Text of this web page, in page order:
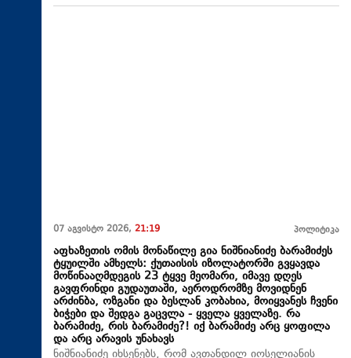
07 აგვისტო 2026, 21:19 პოლიტიკა
აფხაზეთის ომის მონაწილე გია ნიშნიანიძე ბარამიძეს
ტყუილში ამხელს: ქუთაისის იზოლატორში გვყავდა
მოწინააღმდეგის 23 ტყვე მეომარი, იმავე დღეს
გავფრინდი გუდაუთაში, აეროდრომზე მოვიდნენ
არძინბა, ოზგანი და ბესლან კობახია, მოიყვანეს ჩვენი
ბიჭები და შედგა გაცვლა - ყველა ყველაზე. რა
ბარამიძე, რის ბარამიძე?! იქ ბარამიძე არც ყოფილა
და არც არავის უნახავს